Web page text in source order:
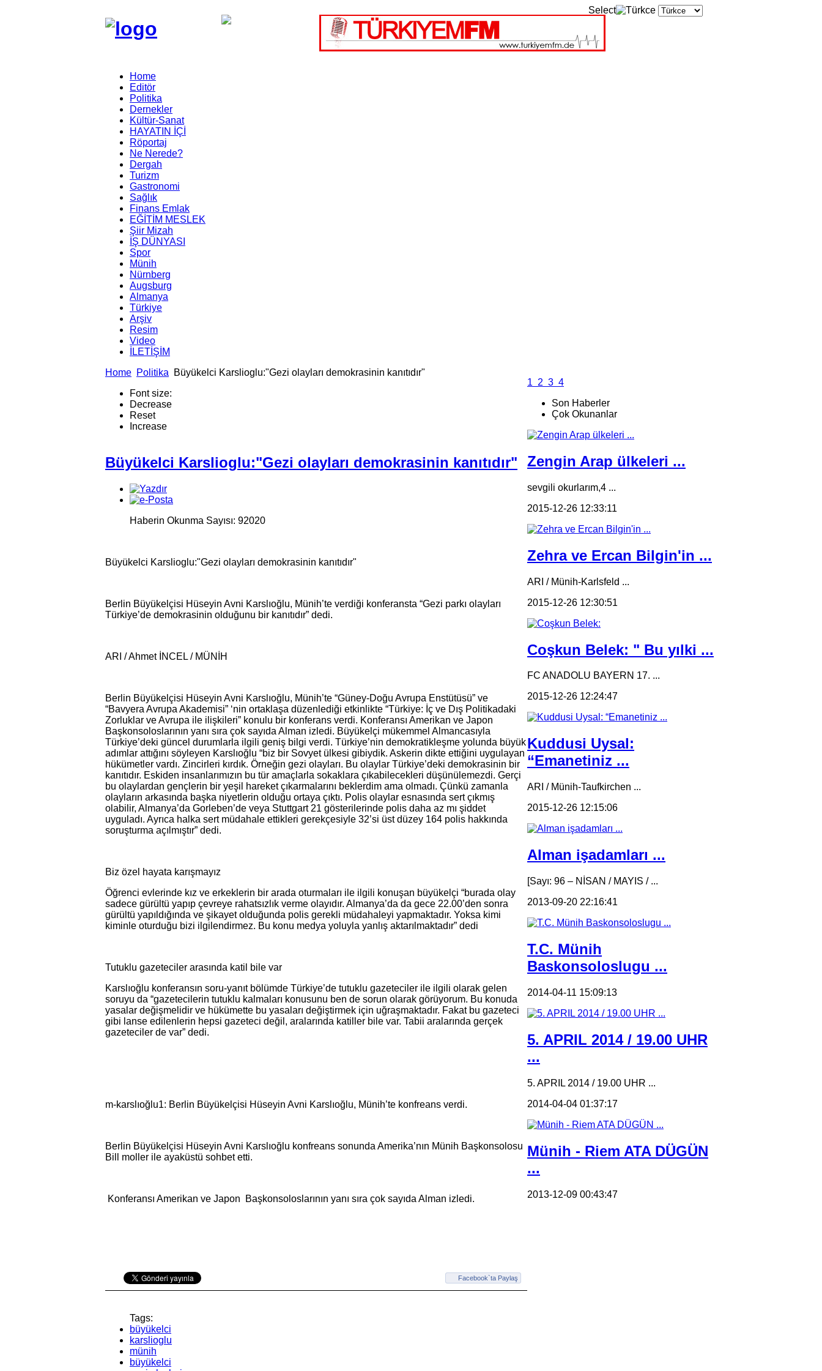
Select
Home
Editör
Politika
Dernekler
Kültür-Sanat
HAYATIN İÇİ
Röportaj
Ne Nerede?
Dergah
Turizm
Gastronomi
Sağlık
Finans Emlak
EĞİTİM MESLEK
Şiir Mizah
İŞ DÜNYASI
Spor
Münih
Nürnberg
Augsburg
Almanya
Türkiye
Arşiv
Resim
Video
İLETİŞİM
Home Politika
Büyükelci Karslioglu:"Gezi olayları demokrasinin kanıtıdır"
Font size:
Decrease
Reset
Increase
Büyükelci Karslioglu:"Gezi olayları demokrasinin kanıtıdır"
Haberin Okunma Sayısı: 92020
Büyükelci Karslioglu:"Gezi olayları demokrasinin kanıtıdır"
Berlin Büyükelçisi Hüseyin Avni Karslıoğlu, Münih’te verdiği konferansta “Gezi parkı olayları
Türkiye’de demokrasinin olduğunu bir kanıtıdır” dedi.
ARI / Ahmet İNCEL / MÜNİH
Berlin Büyükelçisi Hüseyin Avni Karslıoğlu, Münih’te “Güney-Doğu Avrupa Enstütüsü” ve
“Bavyera Avrupa Akademisi” ‘nin ortaklaşa düzenlediği etkinlikte “Türkiye: İç ve Dış Politikadaki
Zorluklar ve Avrupa ile ilişkileri” konulu bir konferans verdi. Konferansı Amerikan ve Japon
Başkonsoloslarının yanı sıra çok sayıda Alman izledi. Büyükelçi mükemmel Almancasıyla
Türkiye’deki güncel durumlarla ilgili geniş bilgi verdi. Türkiye’nin demokratikleşme yolunda büyük
adımlar attığını söyleyen Karslıoğlu “biz bir Sovyet ülkesi gibiydik. Askerin dikte ettiğini uygulayan
hükümetler vardı. Zincirleri kırdık. Örneğin gezi olayları. Bu olaylar Türkiye’deki demokrasinin bir
kanıtıdır. Eskiden insanlarımızın bu tür amaçlarla sokaklara çıkabilecekleri düşünülemezdi. Gerçi
bu olaylardan gençlerin bir yeşil hareket çıkarmalarını beklerdim ama olmadı. Çünkü zamanla
olayların arkasında başka niyetlerin olduğu ortaya çıktı. Polis olaylar esnasında sert çıkmış
olabilir, Almanya’da Gorleben’de veya Stuttgart 21 gösterilerinde polis daha az mı şiddet
uyguladı. Ayrıca halka sert müdahale ettikleri gerekçesiyle 32’si üst düzey 164 polis hakkında
soruşturma açılmıştır” dedi.
Biz özel hayata karışmayız
Öğrenci evlerinde kız ve erkeklerin bir arada oturmaları ile ilgili konuşan büyükelçi “burada olay
sadece gürültü yapıp çevreye rahatsızlık verme olayıdır. Almanya’da da gece 22.00’den sonra
gürültü yapıldığında ve şikayet olduğunda polis gerekli müdahaleyi yapmaktadır. Yoksa kimi
kiminle oturduğu bizi ilgilendirmez. Bu konu medya yoluyla yanlış aktarılmaktadır” dedi
Tutuklu gazeteciler arasında katil bile var
Karslıoğlu konferansın soru-yanıt bölümde Türkiye’de tutuklu gazeteciler ile ilgili olarak gelen
soruyu da “gazetecilerin tutuklu kalmaları konusunu ben de sorun olarak görüyorum. Bu konuda
yasalar değişmelidir ve hükümette bu yasaları değiştirmek için uğraşmaktadır. Fakat bu gazeteci
gibi lanse edilenlerin hepsi gazeteci değil, aralarında katiller bile var. Tabii aralarında gerçek
gazeteciler de var” dedi.
m-karslıoğlu1: Berlin Büyükelçisi Hüseyin Avni Karslıoğlu, Münih’te konfreans verdi.
Berlin Büyükelçisi Hüseyin Avni Karslıoğlu konfreans sonunda Amerika’nın Münih Başkonsolosu
Bill moller ile ayaküstü sohbet etti.
Konferansı Amerikan ve Japon Başkonsoloslarının yanı sıra çok sayıda Alman izledi.
Facebook`ta Paylaş
Tags:
büyükelci
karslioglu
münih
büyükelci
1 2 3 4
Son Haberler
Çok Okunanlar
Zengin Arap ülkeleri ...
sevgili okurlarım,4 ...
2015-12-26 12:33:11
Zehra ve Ercan Bilgin'in ...
ARI / Münih-Karlsfeld ...
2015-12-26 12:30:51
Coşkun Belek: " Bu yılki ...
FC ANADOLU BAYERN 17. ...
2015-12-26 12:24:47
Kuddusi Uysal:
“Emanetiniz ...
ARI / Münih-Taufkirchen ...
2015-12-26 12:15:06
Alman işadamları ...
[Sayı: 96 – NİSAN / MAYIS / ...
2013-09-20 22:16:41
T.C. Münih
Baskonsoloslugu ...
2014-04-11 15:09:13
5. APRIL 2014 / 19.00 UHR
...
5. APRIL 2014 / 19.00 UHR ...
2014-04-04 01:37:17
Münih - Riem ATA DÜGÜN
...
2013-12-09 00:43:47